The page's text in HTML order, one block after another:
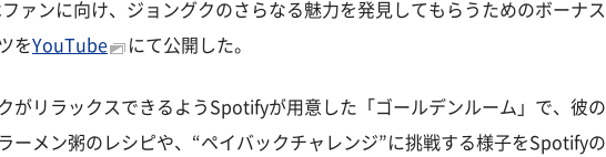
ァンに向け、ジョングクのさらなる魅力を発見してもらうためのボーナス
をYouTube にて公開した。
がリラックスできるようSpotifyが用意した「ゴールデンルーム」で、彼の
ーメン粥のレシピや、“ペイバックチャレンジ”に挑戦する様子をSpotifyの